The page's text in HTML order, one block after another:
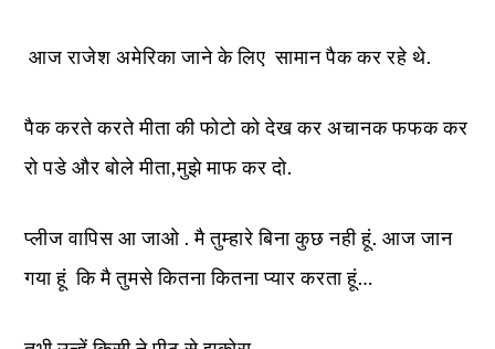
आज राजेश अमेरिका जाने के लिए सामान पैक कर रहे थे.
पैक करते करते मीता की फोटो को देख कर अचानक फफक कर
रो पडे और बोले मीता,मुझे माफ कर दो.
प्लीज वापिस आ जाओ . मै तुम्हारे बिना कुछ नही हूं. आज जान
गया हूं कि मै तुमसे कितना कितना प्यार करता हूं…